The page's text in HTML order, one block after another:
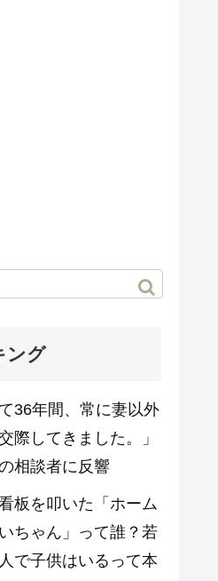
ング
て36年間、常に妻以外
際してきました。」
相談者に反響
板を叩いた「ホーム
ちゃん」って誰？若
で子供はいるって本